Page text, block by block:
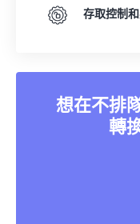
存取控制
想在不排
轉